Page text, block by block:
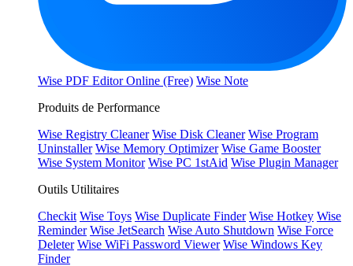
Wise PDF Editor Online (Free) Wise Note
Produits de Performance
Wise Registry Cleaner Wise Disk Cleaner Wise Program
Uninstaller Wise Memory Optimizer Wise Game Booster
Wise System Monitor Wise PC 1stAid Wise Plugin Manager
Outils Utilitaires
Checkit Wise Toys Wise Duplicate Finder Wise Hotkey Wise
Reminder Wise JetSearch Wise Auto Shutdown Wise Force
Deleter Wise WiFi Password Viewer Wise Windows Key
Finder